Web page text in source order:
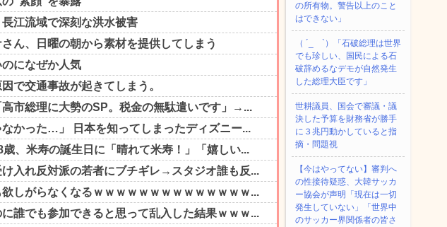
の所有物。警告以上のこと
はできない」
（ ´_ゝ`）「石破総理は世界
でも珍しい、国民による石
破辞めるなデモが自然発生
した総理大臣です」
世耕議員、国会で審議・議
決した予算を財務省が勝手
に３兆円動かしていると指
摘・問題視
【今はやってない】審判へ
の性接待疑惑、大韓サッカ
ー協会が声明「現在は一切
発生していない」「世界中
のサッカー界関係者の皆さ